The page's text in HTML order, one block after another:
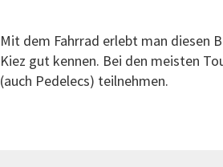
Mit dem Fahrrad erlebt man diesen
Kiez gut kennen. Bei den meisten
(auch Pedelecs) teilnehmen.